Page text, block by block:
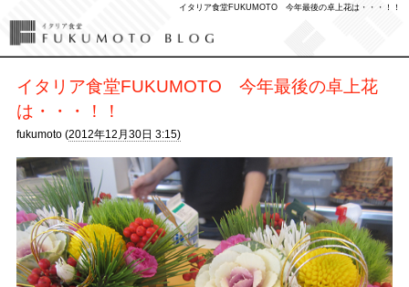
イタリア食堂FUKUMOTO 今年最後の卓上花は・・・！！
イタリア食堂FUKUMOTO 今年最後の卓上花
は・・・！！
fukumoto (2012年12月30日 3:15)